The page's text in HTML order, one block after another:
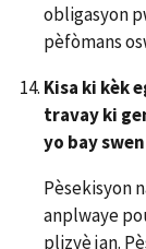
obligasyon
pèfòmans
Kisa ki kèk
travay ki
yo bay
Pèsekisyon
anplwaye
plizyè jan.